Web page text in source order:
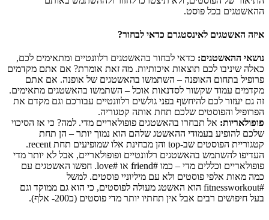
ההאשטגים בכל פוסט.
איזה האשטגים לאינסטגרם כדאי לבחור?
נושאי ההאשטגים: כדאי לבחור בהאשטגים רלוונטיים ומתאימים לכם,
כאלה שיניבו לכם תוצאות איכותיות. מה זאת אומרת? אם אתם מקדמים
פרופיל בתחום האופנה – השתמשו בהאשטגים של אופנה. אם אתם
מקדמים עמוד שקשור לסדנאות אוכל – השתמשו בהאשטגים מתאימים.
זה גם יעזור לכם להיחשף בפני גולשים רלוונטיים עבורכם וגם מקדם את
הפרופיל והפוסטים שלכם תחת אותה קטגוריה.
פופולאריות: אל תבחרו בהאשטגים פופולאריים מדי. למה? כי אז הסיכוי
שלכם להופיע בעמודי ההאשטג שלהם הוא נמוך יותר – הן תחת
קטגוריית הפוסטים שב-top והן מבחינת אלו שמופיעים תחת recent.
העדיפו להשתמש בהאשטגים רלוונטיים ופופולאריים, אבל לא יותר מדי
פופולאריים וכללים מדי – כמו #friend או #love. חפשו האשטגים עם
כמה מאות אלפי פוסטים ולא עם מיליוניי פוסטים. למשל
#fitnessworkout הוא האשטג מעולה לפוסטים, כי הוא גם ממוקד וגם
בעל חיפושים רבים אבל אין תחתיו יותר מדי פוסטים (כ200- אלף).